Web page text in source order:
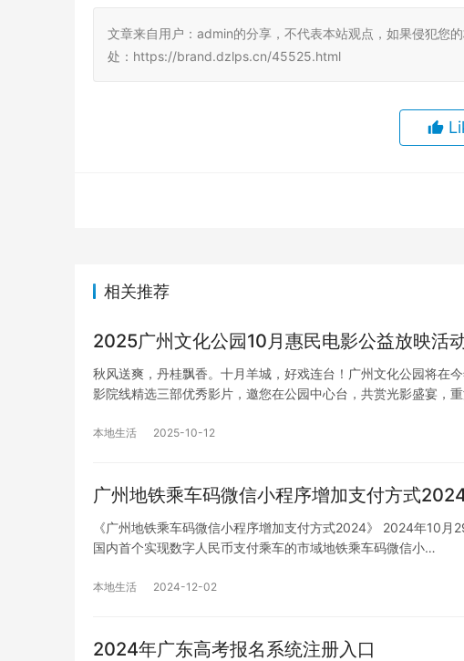
文章来自用户：admin的分享，不代表本站观点，如果侵犯您
处：https://brand.dzlps.cn/45525.html
相关推荐
2025广州文化公园10月惠民电影公益放映活
秋风送爽，丹桂飘香。十月羊城，好戏连台！广州文化公园将在
影院线精选三部优秀影片，邀您在公园中心台，共赏光影盛宴，
本地生活 2025-10-12
广州地铁乘车码微信小程序增加支付方式
《广州地铁乘车码微信小程序增加支付方式2024》 2024年10
国内首个实现数字人民币支付乘车的市域地铁乘车码微信小…
本地生活 2024-12-02
2024年广东高考报名系统注册入口